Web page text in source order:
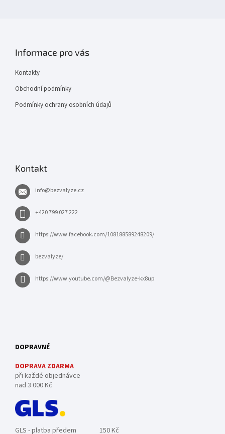
Informace pro vás
Kontakty
Obchodní podmínky
Podmínky ochrany osobních údajů
Kontakt
info@bezvalyze.cz
+420 799 027 222
https://www.facebook.com/108188589248209/
bezvalyze/
https://www.youtube.com/@Bezvalyze-kx8up
DOPRAVNÉ
DOPRAVA ZDARMA
při každé objednávce
nad 3 000 Kč
GLS - platba předem 150 Kč